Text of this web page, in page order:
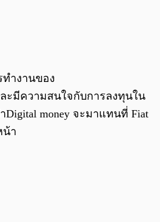
ำงานของ
ละมีความสนใจกับการลงทุนใน
Digital money จะมาแทนที่ Fiat
น้า